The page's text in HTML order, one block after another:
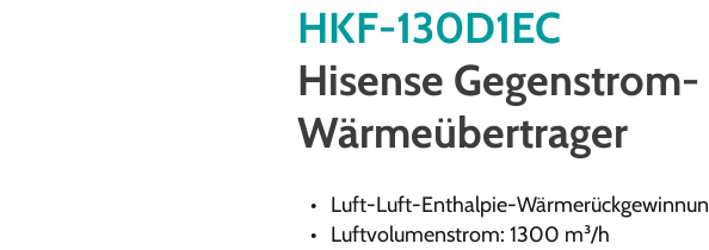
HKF-130D1EC
Hisense Gegenstrom-
Wärmeübertrager
Luft-Luft-Enthalpie-
Luftvolumenstrom: 1300 m³/h